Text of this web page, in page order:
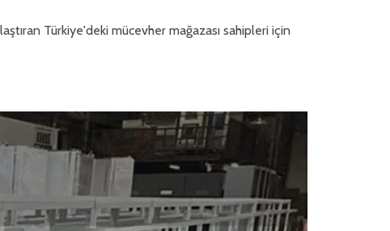
Türkiye'deki mücevher mağazası sahipleri için